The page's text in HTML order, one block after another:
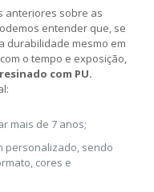
anteriores sobre as
entender que, se
durabilidade mesmo em
o tempo e exposição,
com PU.
mais de 7 anos;
personalizado, sendo
cores e